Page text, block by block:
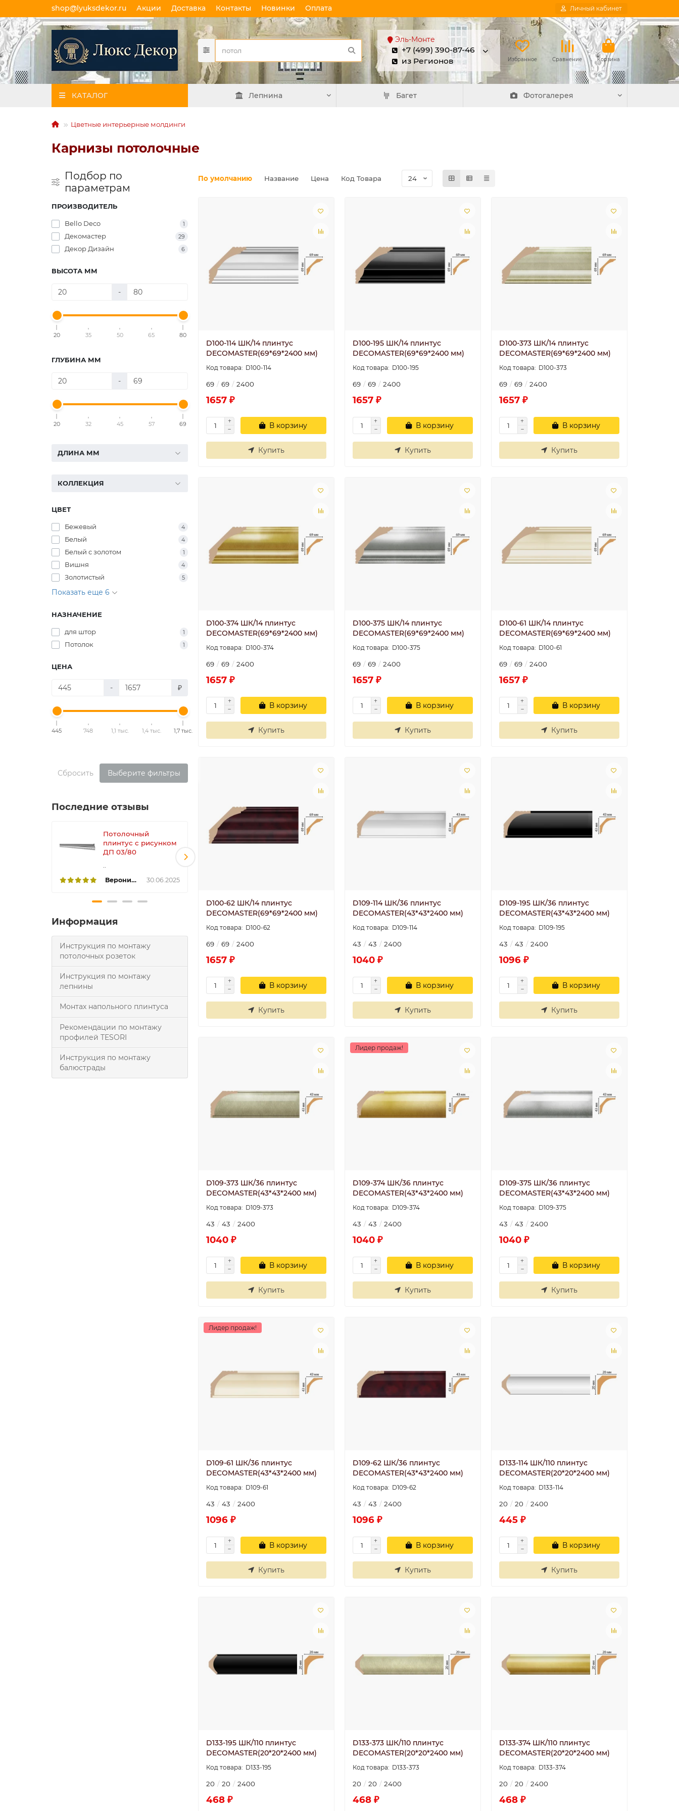
shop@lyuksdekor.ru Акции Доставка Контакты Новинки Оплата Личный кабинет
Эль-Монте
+7 (499) 390-87-46
из Регионов
Избранное Сравнение Корзина
КАТАЛОГ Лепнина Багет Фотогалерея
Цветные интерьерные молдинги
Карнизы потолочные
Подбор по
параметрам
ПРОИЗВОДИТЕЛЬ
Bello Deco 1
Декомастер 29
Декор Дизайн 6
ВЫСОТА ММ
-
20 35 50 65 80
ГЛУБИНА ММ
-
20 32 45 57 69
ДЛИНА ММ
КОЛЛЕКЦИЯ
ЦВЕТ
Бежевый 4
Белый 4
Белый с золотом 1
Вишня 4
Золотистый 5
Показать еще 6
НАЗНАЧЕНИЕ
для штор 1
Потолок 1
ЦЕНА
- ₽
445 748 1,1 тыс. 1,4 тыс. 1,7 тыс.
Сбросить Выберите фильтры
Последние отзывы
Потолочный
плинтус с рисунком
ДП 03/80
Вероника 30.06.2025
Плинтус
потолочный П 20
Плинтус
Угол У4 40x40
Информация
Инструкция по монтажу
потолочных розеток
Инструкция по монтажу
лепнины
Монтах напольного плинтуса
Рекомендации по монтажу
профилей TESORI
Инструкция по монтажу
балюстрады
По умолчанию Название Цена Код Товара
D100-114 ШК/14 плинтус
DECOMASTER(69*69*2400 мм)
D100-114
69 69 2400
1657 ₽
В корзину
Купить
D100-195 ШК/14 плинтус
DECOMASTER(69*69*2400 мм)
D100-195
69 69 2400
1657 ₽
В корзину
Купить
D100-373 ШК/14 плинтус
DECOMASTER(69*69*2400 мм)
D100-373
69 69 2400
1657 ₽
В корзину
Купить
D100-374 ШК/14 плинтус
DECOMASTER(69*69*2400 мм)
D100-374
69 69 2400
1657 ₽
В корзину
Купить
D100-375 ШК/14 плинтус
DECOMASTER(69*69*2400 мм)
D100-375
69 69 2400
1657 ₽
В корзину
Купить
D100-61 ШК/14 плинтус
DECOMASTER(69*69*2400 мм)
D100-61
69 69 2400
1657 ₽
В корзину
Купить
D100-62 ШК/14 плинтус
DECOMASTER(69*69*2400 мм)
D100-62
69 69 2400
1657 ₽
В корзину
Купить
D109-114 ШК/36 плинтус
DECOMASTER(43*43*2400 мм)
D109-114
43 43 2400
1040 ₽
В корзину
Купить
D109-195 ШК/36 плинтус
DECOMASTER(43*43*2400 мм)
D109-195
43 43 2400
1096 ₽
В корзину
Купить
D109-373 ШК/36 плинтус
DECOMASTER(43*43*2400 мм)
D109-373
43 43 2400
1040 ₽
В корзину
Купить
Лидер продаж!
D109-374 ШК/36 плинтус
DECOMASTER(43*43*2400 мм)
D109-374
43 43 2400
1040 ₽
В корзину
Купить
D109-375 ШК/36 плинтус
DECOMASTER(43*43*2400 мм)
D109-375
43 43 2400
1040 ₽
В корзину
Купить
Лидер продаж!
D109-61 ШК/36 плинтус
DECOMASTER(43*43*2400 мм)
D109-61
43 43 2400
1096 ₽
В корзину
Купить
D109-62 ШК/36 плинтус
DECOMASTER(43*43*2400 мм)
D109-62
43 43 2400
1096 ₽
В корзину
Купить
D133-114 ШК/110 плинтус
DECOMASTER(20*20*2400 мм)
D133-114
20 20 2400
445 ₽
В корзину
Купить
D133-195 ШК/110 плинтус
DECOMASTER(20*20*2400 мм)
D133-195
20 20 2400
468 ₽
D133-373 ШК/110 плинтус
DECOMASTER(20*20*2400 мм)
D133-373
20 20 2400
468 ₽
D133-374 ШК/110 плинтус
DECOMASTER(20*20*2400 мм)
D133-374
20 20 2400
468 ₽